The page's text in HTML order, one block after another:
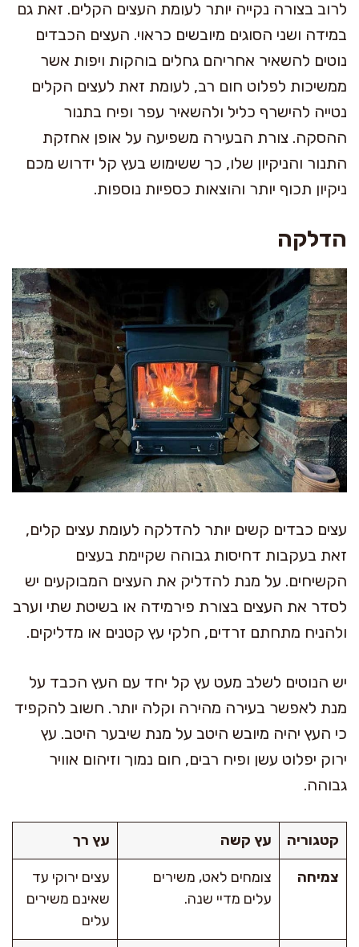
לרוב בצורה נקייה יותר לעומת העצים הקלים. זאת גם
במידה ושני הסוגים מיובשים כראוי. העצים הכבדים
נוטים להשאיר אחריהם גחלים בוהקות ויפות אשר
ממשיכות לפלוט חום רב, לעומת זאת לעצים הקלים
נטייה להישרף כליל ולהשאיר עפר ופיח בתנור
ההסקה. צורת הבעירה משפיעה על אופן אחזקת
התנור והניקיון שלו, כך ששימוש בעץ קל ידרוש מכם
ניקיון תכוף יותר והוצאות כספיות נוספות.
הדלקה
עצים כבדים קשים יותר להדלקה לעומת עצים קלים,
זאת בעקבות דחיסות גבוהה שקיימת בעצים
הקשיחים. על מנת להדליק את העצים המבוקעים יש
לסדר את העצים בצורת פירמידה או בשיטת שתי וערב
ולהניח מתחתם זרדים, חלקי עץ קטנים או מדליקים.
יש הנוטים לשלב מעט עץ קל יחד עם העץ הכבד על
מנת לאפשר בעירה מהירה וקלה יותר. חשוב להקפיד
כי העץ יהיה מיובש היטב על מנת שיבער היטב. עץ
ירוק יפלוט עשן ופיח רבים, חום נמוך וזיהום אוויר
גבוהה.
קטגוריה עץ קשה עץ רך
צמיחה
צומחים לאט, משירים
עלים מדיי שנה.
עצים ירוקי עד
שאינם משירים
עלים